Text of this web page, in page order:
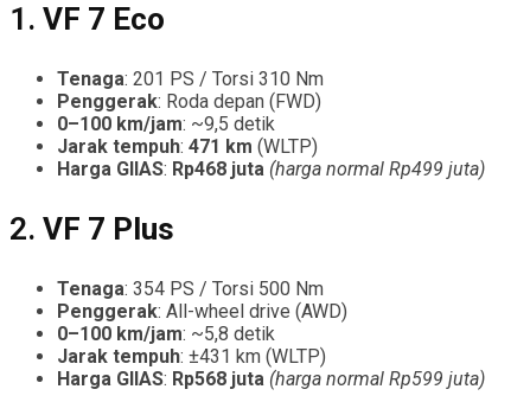
1. VF 7 Eco
Tenaga: 201 PS / Torsi 310 Nm
Penggerak: Roda depan (FWD)
0–100 km/jam: ~9,5 detik
Jarak tempuh: 471 km (WLTP)
Harga GIIAS: Rp468 juta (harga normal Rp499 juta)
2. VF 7 Plus
Tenaga: 354 PS / Torsi 500 Nm
Penggerak: All-wheel drive (AWD)
0–100 km/jam: ~5,8 detik
Jarak tempuh: ±431 km (WLTP)
Harga GIIAS: Rp568 juta (harga normal Rp599 juta)